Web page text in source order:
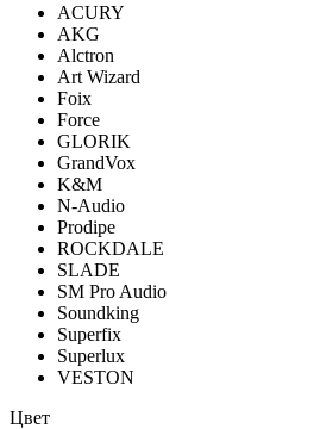
ACURY
AKG
Alctron
Art Wizard
Foix
Force
GLORIK
GrandVox
K&M
N-Audio
Prodipe
ROCKDALE
SLADE
SM Pro Audio
Soundking
Superfix
Superlux
VESTON
Цвет